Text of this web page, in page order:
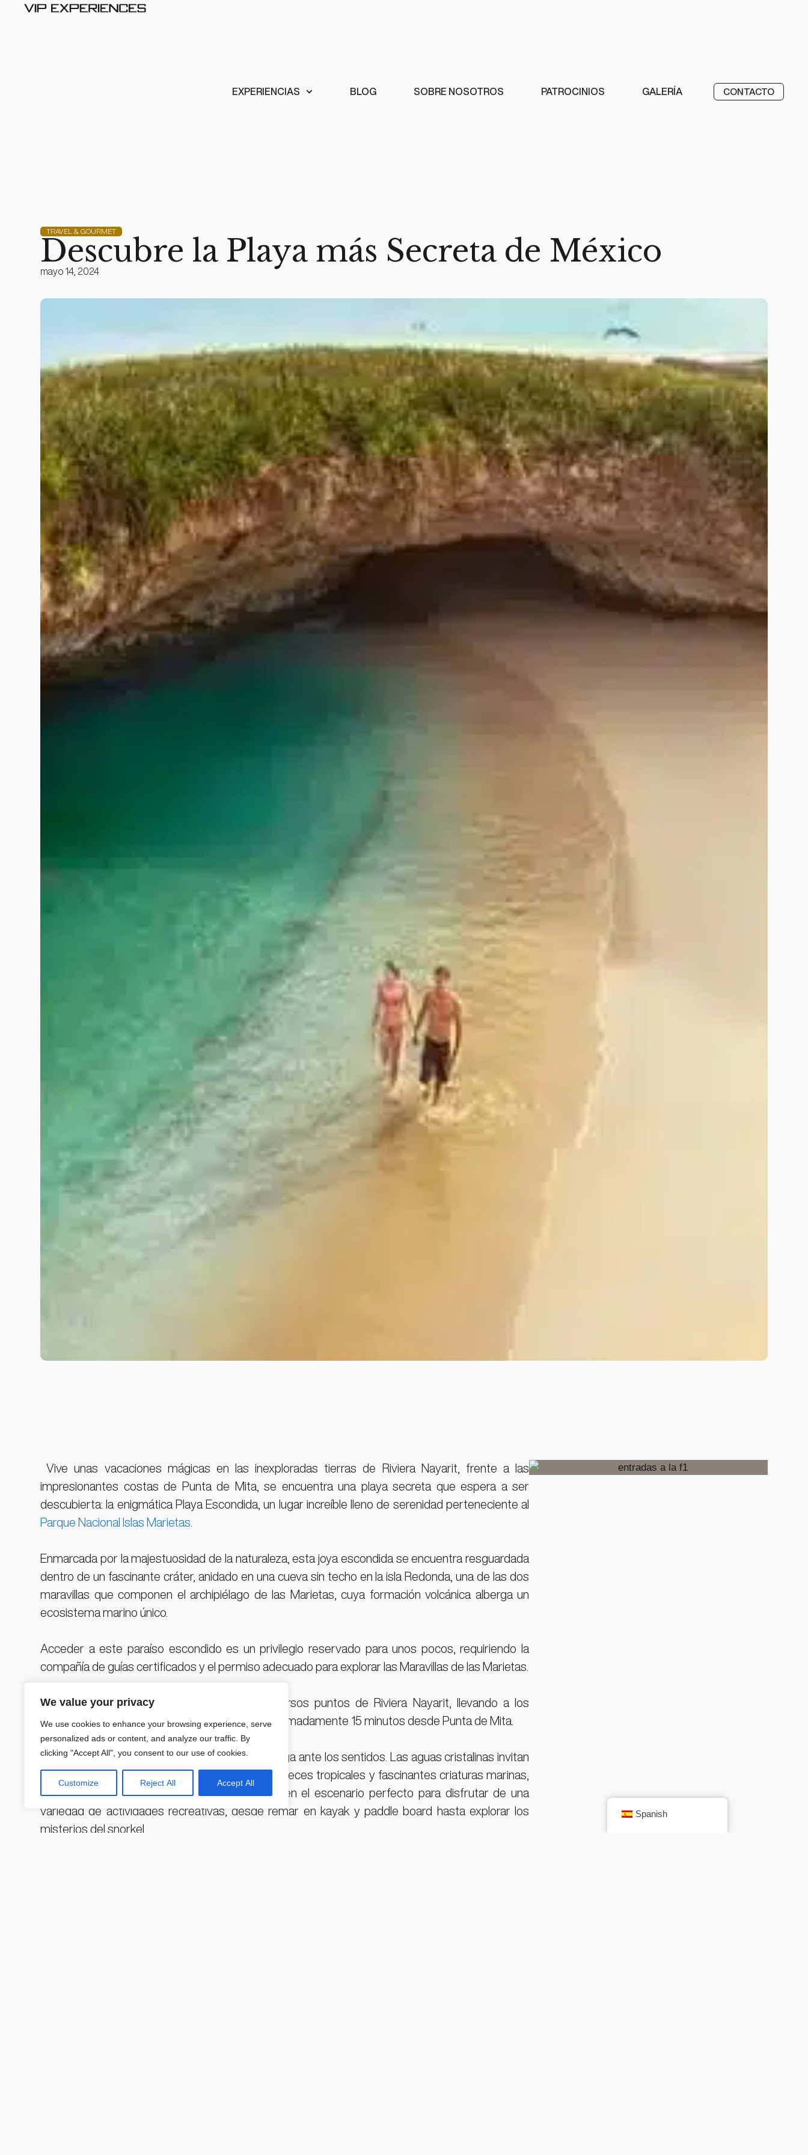
We value your privacy
We use cookies to enhance your browsing experience, serve
personalized ads or content, and analyze our traffic. By
clicking "Accept All", you consent to our use of cookies.
Customize Reject All Accept All
EXPERIENCIAS BLOG SOBRE NOSOTROS PATROCINIOS GALERÍA CONTACTO
TRAVEL & GOURMET
Descubre la Playa más Secreta de México
mayo 14, 2024
Vive unas vacaciones mágicas en las inexploradas tierras de Riviera Nayarit, frente a las
impresionantes costas de Punta de Mita, se encuentra una playa secreta que espera a ser
descubierta: la enigmática Playa Escondida, un lugar increíble lleno de serenidad perteneciente al
Parque Nacional Islas Marietas
Enmarcada por la majestuosidad de la naturaleza, esta joya escondida se encuentra resguardada
dentro de un fascinante cráter, anidado en una cueva sin techo en la isla Redonda, una de las dos
maravillas que componen el archipiélago de las Marietas, cuya formación volcánica alberga un
ecosistema marino único.
Acceder a este paraíso escondido es un privilegio reservado para unos pocos, requiriendo la
compañía de guías certificados y el permiso adecuado para explorar las Maravillas de las Marietas.
Embarcaciones autorizadas parten desde diversos puntos de Riviera Nayarit, llevando a los
afortunados visitantes en un breve viaje de aproximadamente 15 minutos desde Punta de Mita.
Una vez en suelo sagrado, la aventura se despliega ante los sentidos. Las aguas cristalinas invitan
a sumergirse en un mundo submarino de coral, peces tropicales y fascinantes criaturas marinas,
mientras que las playas de arena blanca ofrecen el escenario perfecto para disfrutar de una
variedad de actividades recreativas, desde remar en kayak y paddle board hasta explorar los
misterios del snorkel.
Spanish